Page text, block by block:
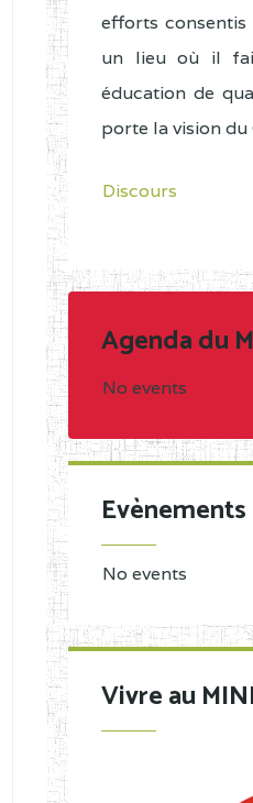
efforts
un lieu où il
éducation de
porte la vision du
Discours
Agenda du
No events
Evènements
No events
Vivre au